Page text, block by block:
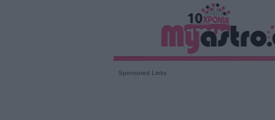
Sponsored Links